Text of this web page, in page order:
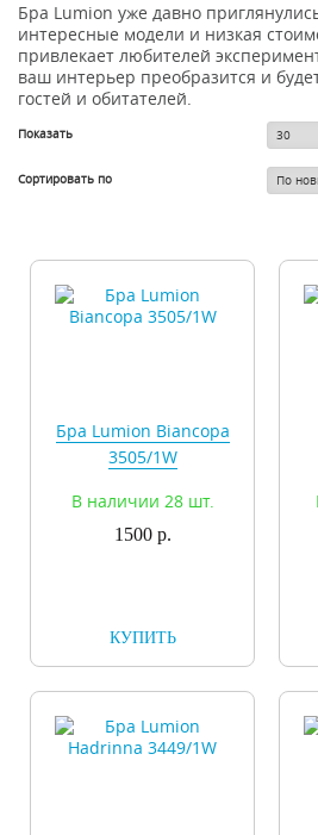
Бра Lumion уже давно
интересные модели и низкая
привлекает любителей
ваш интерьер преобразится и
гостей и обитателей.
Показать
Сортировать по
Бра Lumion Biancopa
3505/1W
В наличии 28 шт.
1500 р.
КУПИТЬ